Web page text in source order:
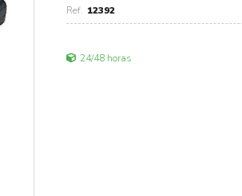
12392
24/48 horas